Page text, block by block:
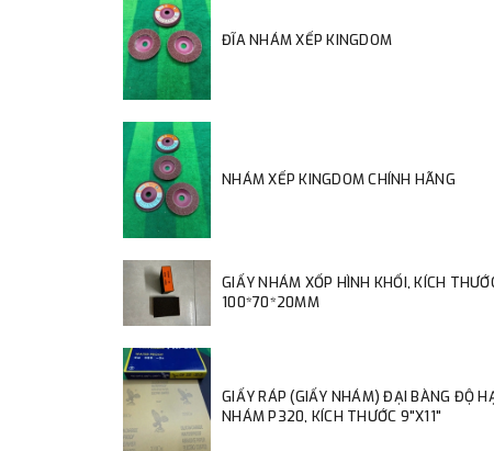
ĐĨA NHÁM XẾP KINGDOM
NHÁM XẾP KINGDOM CHÍNH HÃNG
GIẤY NHÁM XỐP HÌNH KHỐI, KÍCH
100*70*20MM
GIẤY RÁP (GIẤY NHÁM) ĐẠI BÀNG ĐỘ
NHÁM P320, KÍCH THƯỚC 9"X11"